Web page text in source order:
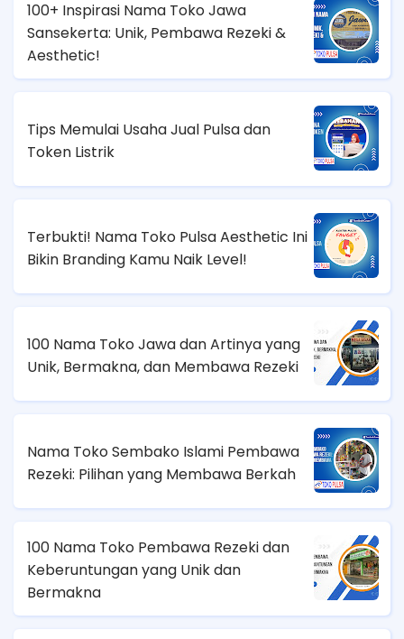
100+ Inspirasi Nama Toko Jawa
Sansekerta: Unik, Pembawa Rezeki &
Aesthetic!
Tips Memulai Usaha Jual Pulsa dan
Token Listrik
Terbukti! Nama Toko Pulsa Aesthetic Ini
Bikin Branding Kamu Naik Level!
100 Nama Toko Jawa dan Artinya yang
Unik, Bermakna, dan Membawa Rezeki
Nama Toko Sembako Islami Pembawa
Rezeki: Pilihan yang Membawa Berkah
100 Nama Toko Pembawa Rezeki dan
Keberuntungan yang Unik dan
Bermakna